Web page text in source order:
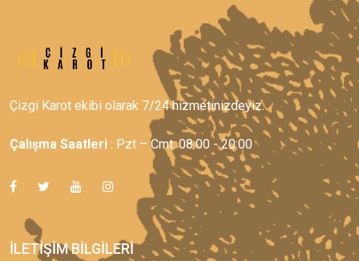
Çizgi Karot ekibi olarak 7/24 hizmetinizdeyiz.
Çalışma Saatleri : Pzt – Cmt: 08:00 - 20:00
İLETIŞIM BILGILERI